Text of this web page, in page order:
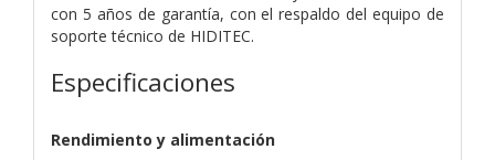
con 5 años de garantía, con el respaldo del equipo de
soporte técnico de HIDITEC.
Especificaciones
Rendimiento y alimentación